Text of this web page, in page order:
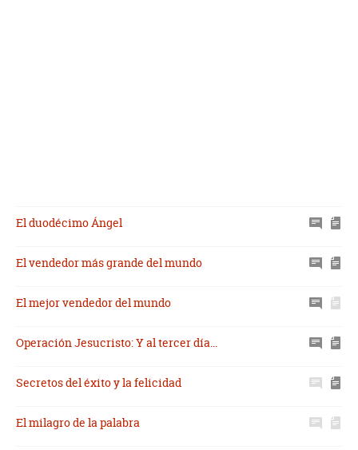
El duodécimo Ángel
El vendedor más grande del mundo
El mejor vendedor del mundo
Operación Jesucristo: Y al tercer día...
Secretos del éxito y la felicidad
El milagro de la palabra